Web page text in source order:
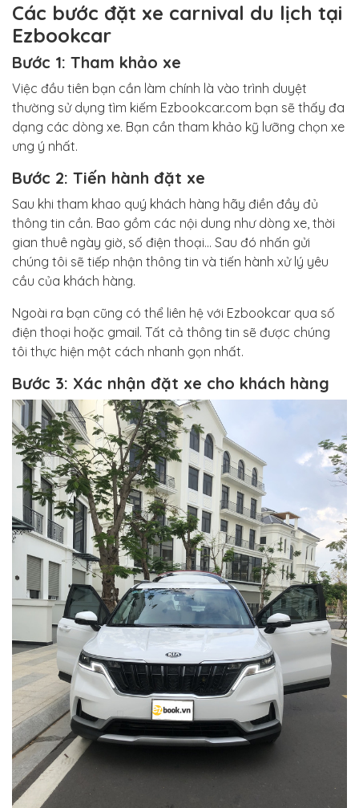
Các bước đặt xe carnival du lịch tại
Ezbookcar
Bước 1: Tham khảo xe
Việc đầu tiên bạn cần làm chính là vào trình duyệt
thường sử dụng tìm kiếm Ezbookcar.com bạn sẽ thấy đa
dạng các dòng xe. Bạn cần tham khảo kỹ lưỡng chọn xe
ưng ý nhất.
Bước 2: Tiến hành đặt xe
Sau khi tham khao quý khách hàng hãy điền đầy đủ
thông tin cần. Bao gồm các nội dung như dòng xe, thời
gian thuê ngày giờ, số điện thoại… Sau đó nhấn gửi
chúng tôi sẽ tiếp nhận thông tin và tiến hành xử lý yêu
cầu của khách hàng.
Ngoài ra bạn cũng có thể liên hệ với Ezbookcar qua số
điện thoại hoặc gmail. Tất cả thông tin sẽ được chúng
tôi thực hiện một cách nhanh gọn nhất.
Bước 3: Xác nhận đặt xe cho khách hàng